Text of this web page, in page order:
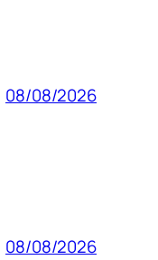
08/08/2026
08/08/2026